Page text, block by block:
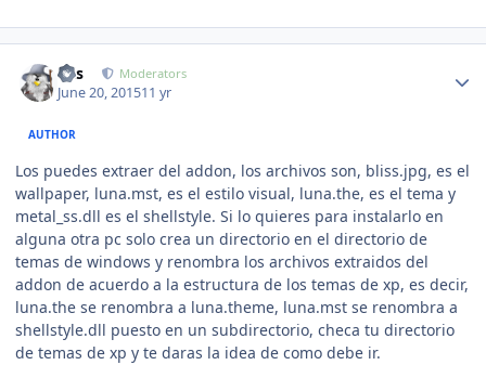
luis Moderators
June 20, 201511 yr
AUTHOR
Los puedes extraer del addon, los archivos son, bliss.jpg, es el
wallpaper, luna.mst, es el estilo visual, luna.the, es el tema y
metal_ss.dll es el shellstyle. Si lo quieres para instalarlo en
alguna otra pc solo crea un directorio en el directorio de
temas de windows y renombra los archivos extraidos del
addon de acuerdo a la estructura de los temas de xp, es decir,
luna.the se renombra a luna.theme, luna.mst se renombra a
shellstyle.dll puesto en un subdirectorio, checa tu directorio
de temas de xp y te daras la idea de como debe ir.